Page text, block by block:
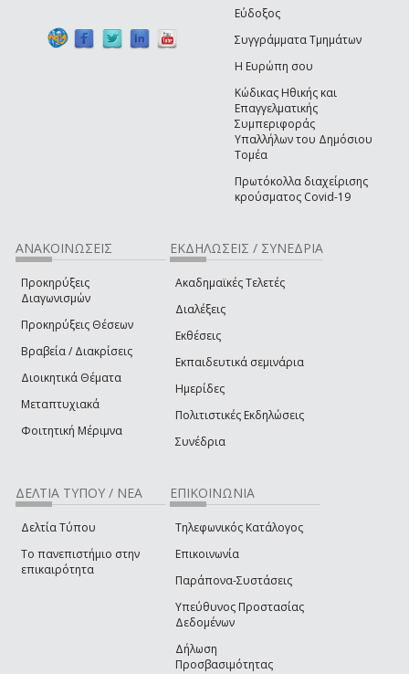
Εύδοξος
Συγγράμματα Τμημάτων
Η Ευρώπη σου
Κώδικας Ηθικής και
Επαγγελματικής
Συμπεριφοράς
Υπαλλήλων του Δημόσιου
Τομέα
Πρωτόκολλα διαχείρισης
κρούσματος Covid-19
ΑΝΑΚΟΙΝΩΣΕΙΣ
Προκηρύξεις
Διαγωνισμών
Προκηρύξεις Θέσεων
Βραβεία / Διακρίσεις
Διοικητικά Θέματα
Μεταπτυχιακά
Φοιτητική Μέριμνα
ΕΚΔΗΛΩΣΕΙΣ / ΣΥΝΕΔΡΙΑ
Ακαδημαϊκές Τελετές
Διαλέξεις
Εκθέσεις
Εκπαιδευτικά σεμινάρια
Ημερίδες
Πολιτιστικές Εκδηλώσεις
Συνέδρια
ΔΕΛΤΙΑ ΤΥΠΟΥ / ΝΕΑ
Δελτία Τύπου
Το πανεπιστήμιο στην
επικαιρότητα
ΕΠΙΚΟΙΝΩΝΙΑ
Τηλεφωνικός Κατάλογος
Επικοινωνία
Παράπονα-Συστάσεις
Υπεύθυνος Προστασίας
Δεδομένων
Δήλωση
Προσβασιμότητας